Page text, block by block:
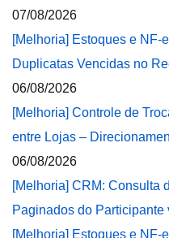
07/08/2026
[Melhoria] Estoques e NF-
Duplicatas Vencidas no
06/08/2026
[Melhoria] Controle de
entre Lojas –
06/08/2026
[Melhoria] CRM: Consulta
Paginados do Participante
[Melhoria] Estoques e NF-